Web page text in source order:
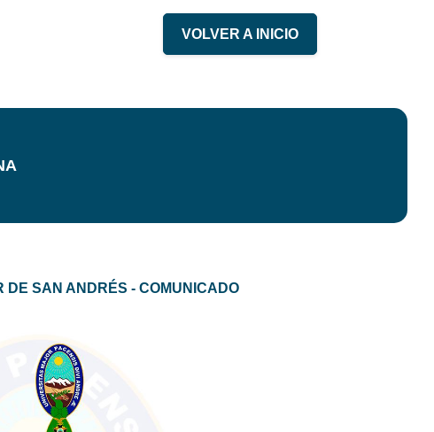
VOLVER A INICIO
DE SAN ANDRÉS - COMUNICADO